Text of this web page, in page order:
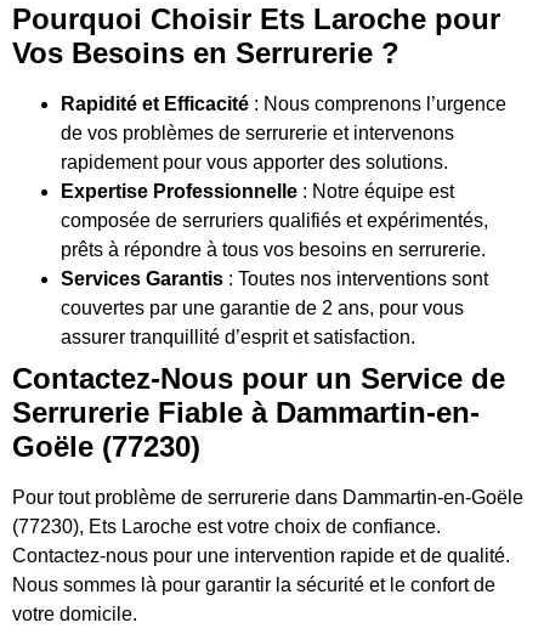
Pourquoi Choisir Ets Laroche pour
Vos Besoins en Serrurerie ?
Rapidité et Efficacité : Nous comprenons l’urgence
de vos problèmes de serrurerie et intervenons
rapidement pour vous apporter des solutions.
Expertise Professionnelle : Notre équipe est
composée de serruriers qualifiés et expérimentés,
prêts à répondre à tous vos besoins en serrurerie.
Services Garantis : Toutes nos interventions sont
couvertes par une garantie de 2 ans, pour vous
assurer tranquillité d’esprit et satisfaction.
Contactez-Nous pour un Service de
Serrurerie Fiable à Dammartin-en-
Goële (77230)
Pour tout problème de serrurerie dans Dammartin-en-Goële
(77230), Ets Laroche est votre choix de confiance.
Contactez-nous pour une intervention rapide et de qualité.
Nous sommes là pour garantir la sécurité et le confort de
votre domicile.